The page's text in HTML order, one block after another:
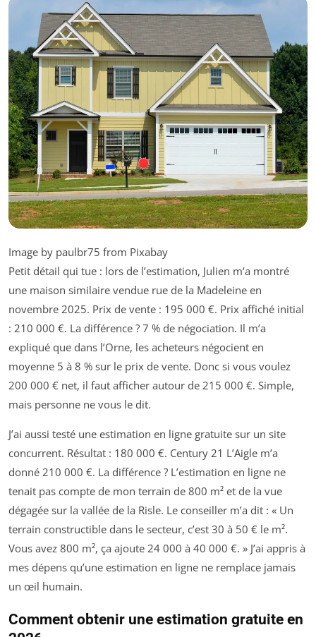
Image by paulbr75 from Pixabay
Petit détail qui tue : lors de l’estimation, Julien m’a montré
une maison similaire vendue rue de la Madeleine en
novembre 2025. Prix de vente : 195 000 €. Prix affiché initial
: 210 000 €. La différence ? 7 % de négociation. Il m’a
expliqué que dans l’Orne, les acheteurs négocient en
moyenne 5 à 8 % sur le prix de vente. Donc si vous voulez
200 000 € net, il faut afficher autour de 215 000 €. Simple,
mais personne ne vous le dit.
J’ai aussi testé une estimation en ligne gratuite sur un site
concurrent. Résultat : 180 000 €. Century 21 L’Aigle m’a
donné 210 000 €. La différence ? L’estimation en ligne ne
tenait pas compte de mon terrain de 800 m² et de la vue
dégagée sur la vallée de la Risle. Le conseiller m’a dit : « Un
terrain constructible dans le secteur, c’est 30 à 50 € le m².
Vous avez 800 m², ça ajoute 24 000 à 40 000 €. » J’ai appris à
mes dépens qu’une estimation en ligne ne remplace jamais
un œil humain.
Comment obtenir une estimation gratuite en